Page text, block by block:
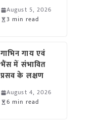
August 5, 2026
3 min read
गाभिन गाय एवं
भैंस में संभावित
प्रसव के लक्षण
August 4, 2026
6 min read